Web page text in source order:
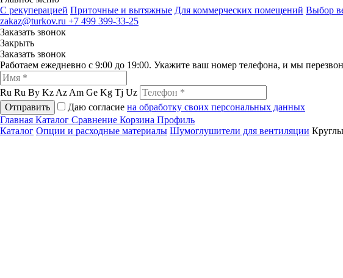
C рекуперацией Приточные и вытяжные Для коммерческих помещений Выбор
zakaz@turkov.ru +7 499 399-33-25
Заказать звонок
Закрыть
Заказать звонок
Работаем ежедневно с 9:00 до 19:00. Укажите ваш номер телефона, и мы
Ru Ru By Kz Az Am Ge Kg Tj Uz
Отправить
Даю согласие на обработку своих персональных данных
Главная Каталог Сравнение Корзина Профиль
Каталог Опции и расходные материалы Шумоглушители для вентиляции